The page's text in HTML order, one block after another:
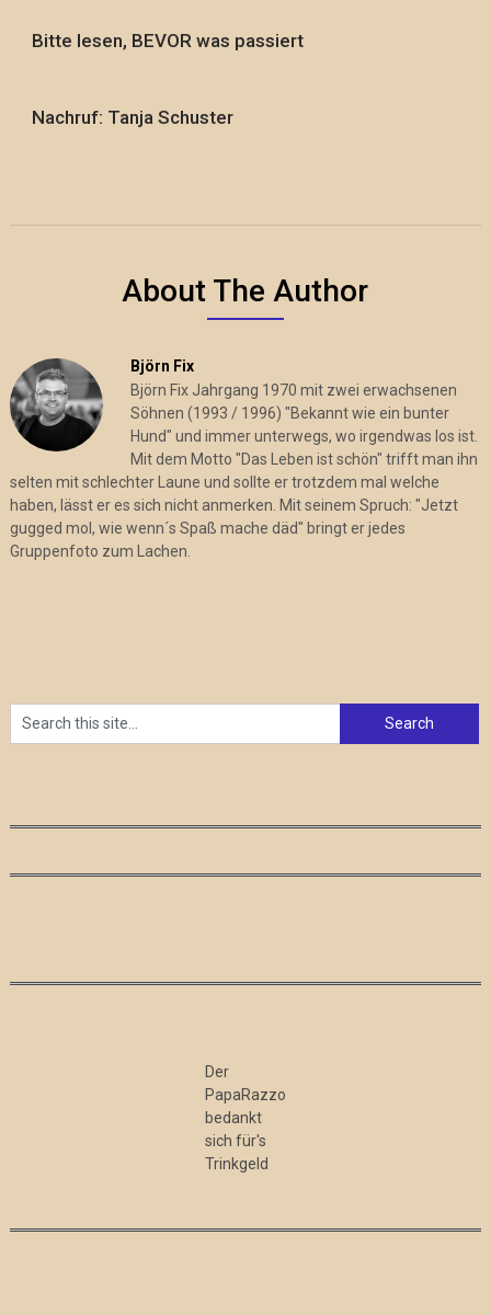
Bitte lesen, BEVOR was passiert
Nachruf: Tanja Schuster
About The Author
Björn Fix
Björn Fix Jahrgang 1970 mit zwei erwachsenen
Söhnen (1993 / 1996) "Bekannt wie ein bunter
Hund" und immer unterwegs, wo irgendwas los ist.
Mit dem Motto "Das Leben ist schön" trifft man ihn
selten mit schlechter Laune und sollte er trotzdem mal welche
haben, lässt er es sich nicht anmerken. Mit seinem Spruch: "Jetzt
gugged mol, wie wenn´s Spaß mache däd" bringt er jedes
Gruppenfoto zum Lachen.
Der
PapaRazzo
bedankt
sich für's
Trinkgeld